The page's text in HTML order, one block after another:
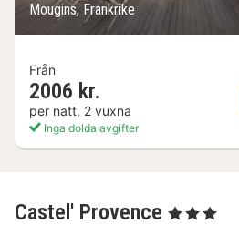
Mougins, Frankrike
Från
2006 kr.
per natt, 2 vuxna
Inga dolda avgifter
Castel' Provence , 3 Stjärnor